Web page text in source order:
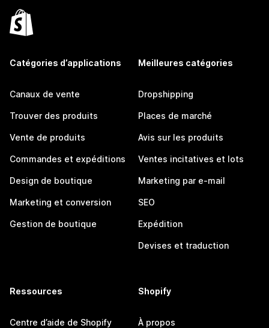
Catégories d’applications
Canaux de vente
Trouver des produits
Vente de produits
Commandes et expéditions
Design de boutique
Marketing et conversion
Gestion de boutique
Meilleures catégories
Dropshipping
Places de marché
Avis sur les produits
Ventes incitatives et lots
Marketing par e-mail
SEO
Expédition
Devises et traduction
Ressources
Centre d’aide de Shopify
Shopify
À propos